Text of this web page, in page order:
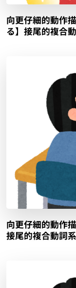
向更仔細的動作
る】接尾的複合
向更仔細的動作
接尾的複合動詞